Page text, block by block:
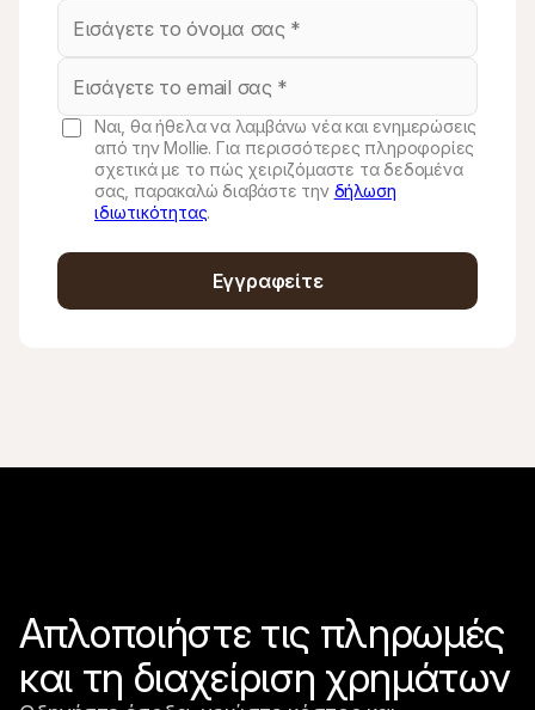
Ναι, θα ήθελα να λαμβάνω νέα και ενημερώσεις
από την Mollie. Για περισσότερες πληροφορίες
σχετικά με το πώς χειριζόμαστε τα δεδομένα
σας, παρακαλώ διαβάστε την δήλωση
ιδιωτικότητας.
Εγγραφείτε
Απλοποιήστε τις πληρωμές
και τη διαχείριση χρημάτων